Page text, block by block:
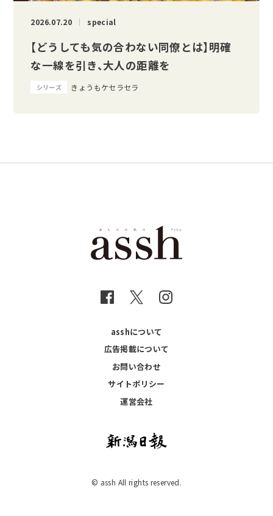
2026.07.20 special
【どうしても気の合わない同僚とは】明確
な一線を引き、大人の距離を
シリーズ きょうもケセラセラ
asshについて
広告掲載について
お問い合わせ
サイトポリシー
運営会社
© assh All rights reserved.